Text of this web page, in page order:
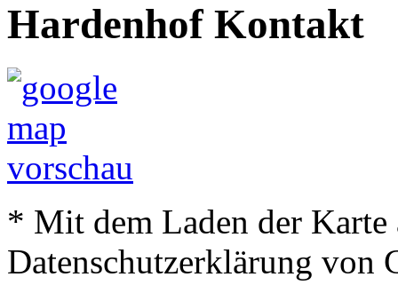
Hardenhof Kontakt
* Mit dem Laden der Karte
Datenschutzerklärung von